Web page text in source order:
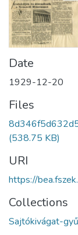
Date
1929-12-20
Files
(538.75 KB)
URI
https://
Collections
Sajtókivágat-